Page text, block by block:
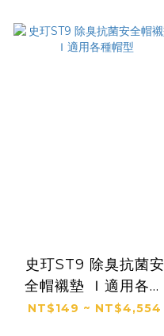
史玎ST9 除臭抗菌安
全帽襯墊 Ｉ適用各種
帽型
NT$149 ~ NT$4,554